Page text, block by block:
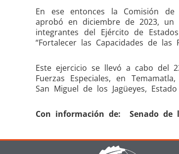
En ese entonces la Comisión de
aprobó en diciembre de 2023,
integrantes del Ejército de
“Fortalecer las Capacidades de las
Este ejercicio se llevó a cabo del
Fuerzas Especiales, en
San Miguel de los Jagüeyes,
Con información de: Senado de